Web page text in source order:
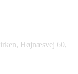
Højnæsvej 60,